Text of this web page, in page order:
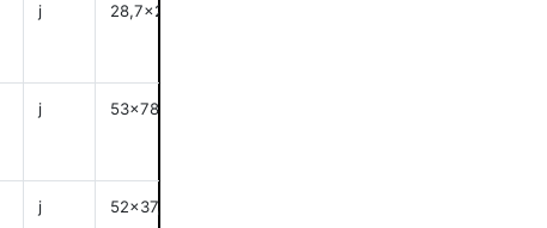
j
28,7x28,5
j
53x78,5
j
52x37,5